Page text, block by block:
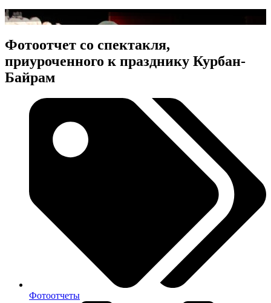
Фотоотчет со спектакля,
приуроченного к празднику Курбан-
Байрам
Фотоотчеты